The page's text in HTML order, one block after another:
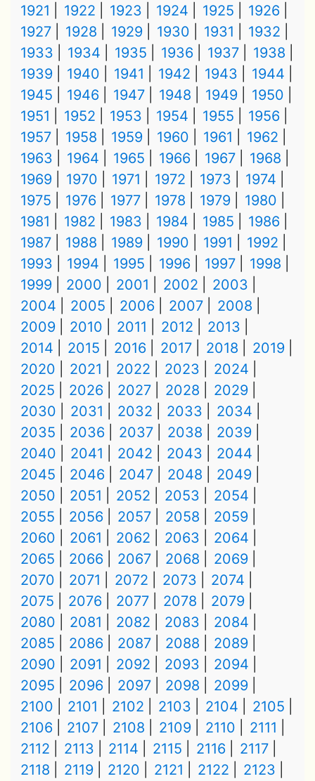
1921
1922 1923 1924 1925
1926
1927
1928 1929 1930 1931
1932
1933
1934 1935 1936 1937
1938
1939
1940 1941 1942 1943
1944
1945
1946 1947 1948 1949
1950
1951
1952 1953 1954 1955
1956
1957
1958 1959 1960 1961
1962
1963
1964 1965 1966 1967
1968
1969
1970 1971 1972 1973
1974
1975
1976 1977 1978 1979
1980
1981
1982 1983 1984 1985
1986
1987
1988 1989 1990 1991
1992
1993
1994 1995 1996 1997
1998
1999
2000 2001 2002
2003
2004
2005 2006 2007
2008
2009
2010 2011 2012
2013
2014
2015 2016 2017 2018
2019
2020
2021 2022 2023
2024
2025
2026 2027 2028
2029
2030
2031 2032 2033
2034
2035
2036 2037 2038
2039
2040
2041 2042 2043
2044
2045
2046 2047 2048
2049
2050
2051 2052 2053
2054
2055
2056 2057 2058
2059
2060
2061 2062 2063
2064
2065
2066 2067 2068
2069
2070
2071 2072 2073
2074
2075
2076 2077 2078
2079
2080
2081 2082 2083
2084
2085
2086 2087 2088
2089
2090
2091 2092 2093
2094
2095
2096 2097 2098
2099
2100
2101 2102 2103 2104
2105
2106
2107 2108 2109 2110
2111
2112
2113 2114 2115 2116
2117
2118
2119 2120 2121 2122 2123